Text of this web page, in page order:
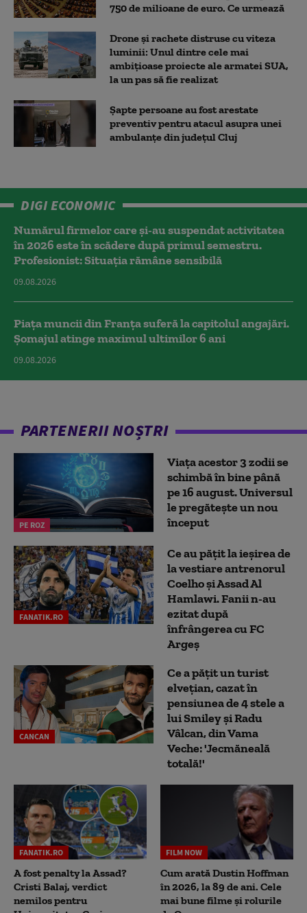
750 de milioane de euro. Ce urmează
Drone și rachete distruse cu viteza
luminii: Unul dintre cele mai
ambițioase proiecte ale armatei SUA,
la un pas să fie realizat
Șapte persoane au fost arestate
preventiv pentru atacul asupra unei
ambulanțe din județul Cluj
DIGI ECONOMIC
Numărul firmelor care și-au suspendat activitatea
în 2026 este în scădere după primul semestru.
Profesionist: Situația rămâne sensibilă
09.08.2026
Piața muncii din Franța suferă la capitolul angajări.
Șomajul atinge maximul ultimilor 6 ani
09.08.2026
PARTENERII NOȘTRI
PE ROZ
Viața acestor 3 zodii se
schimbă în bine până
pe 16 august. Universul
le pregătește un nou
început
FANATIK.RO
Ce au pățit la ieșirea de
la vestiare antrenorul
Coelho și Assad Al
Hamlawi. Fanii n-au
ezitat după
înfrângerea cu FC
Argeș
CANCAN
Ce a pățit un turist
elvețian, cazat în
pensiunea de 4 stele a
lui Smiley și Radu
Vâlcan, din Vama
Veche: 'Jecmăneală
totală!'
FANATIK.RO
A fost penalty la Assad?
Cristi Balaj, verdict
nemilos pentru
FILM NOW
Cum arată Dustin Hoffman
în 2026, la 89 de ani. Cele
mai bune filme și rolurile